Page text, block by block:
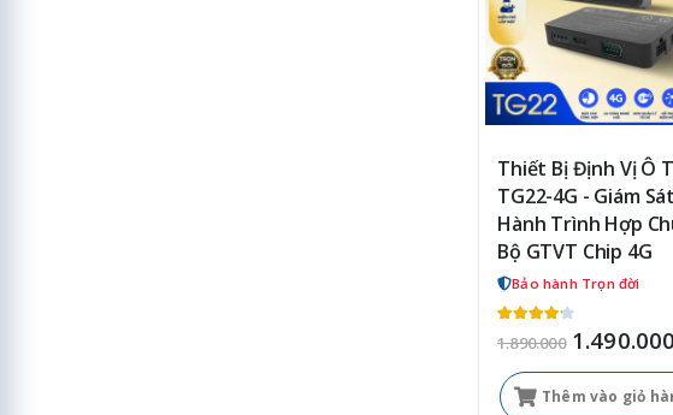
Thiết Bị Định Vị Ô
TG22-4G - Giám Sát
Hành Trình Hợp
Bộ GTVT Chip 4G
Bảo hành Trọn đời
1.890.000 1.490.000
Thêm vào giỏ